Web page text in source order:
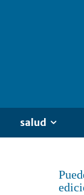
salud